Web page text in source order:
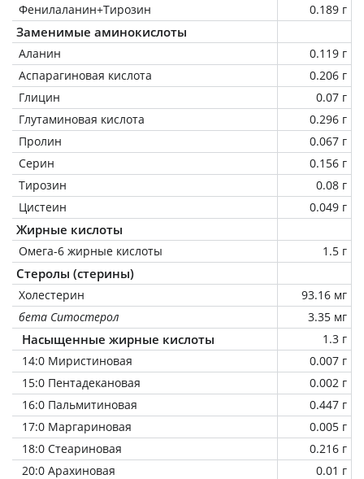
Фенилаланин+Тирозин
0.189 г
Заменимые аминокислоты
Аланин
0.119 г
Аспарагиновая кислота
0.206 г
Глицин
0.07 г
Глутаминовая кислота
0.296 г
Пролин
0.067 г
Серин
0.156 г
Тирозин
0.08 г
Цистеин
0.049 г
Жирные кислоты
Омега-6 жирные кислоты 1.5 г
Стеролы (стерины)
Холестерин
93.16 мг
бета Ситостерол
3.35 мг
Насыщенные жирные кислоты
1.3 г
14:0 Миристиновая
0.007 г
15:0 Пентадекановая
0.002 г
16:0 Пальмитиновая
0.447 г
17:0 Маргариновая
0.005 г
18:0 Стеариновая
0.216 г
20:0 Арахиновая
0.01 г